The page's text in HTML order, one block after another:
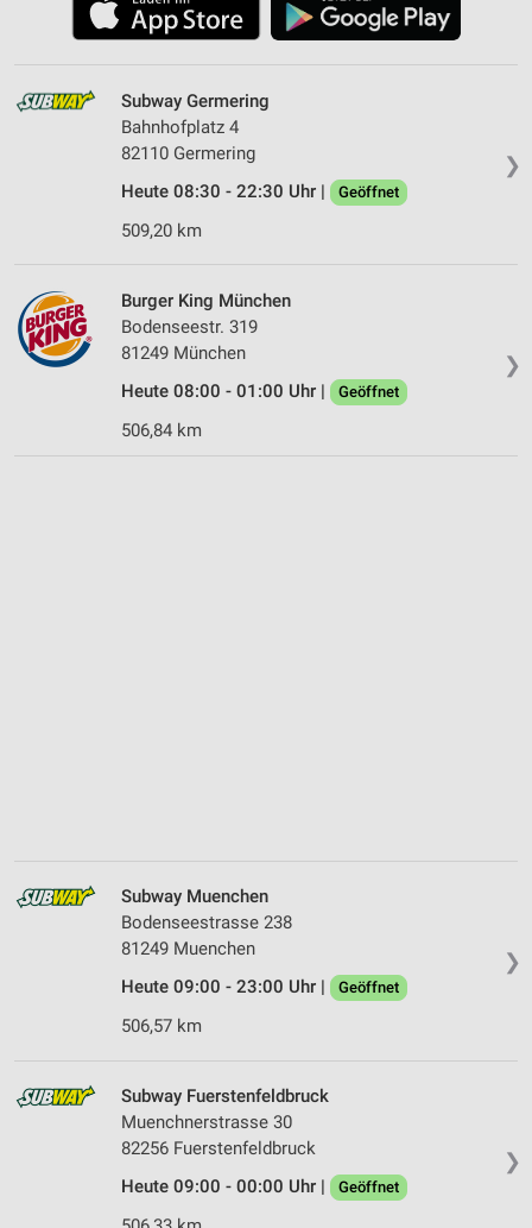
❯
Subway Germering
Bahnhofplatz 4
82110 Germering
Heute 08:30 - 22:30 Uhr |
Geöffnet
509,20 km
❯
Burger King München
Bodenseestr. 319
81249 München
Heute 08:00 - 01:00 Uhr |
Geöffnet
506,84 km
❯
Subway Muenchen
Bodenseestrasse 238
81249 Muenchen
Heute 09:00 - 23:00 Uhr |
Geöffnet
506,57 km
❯
Subway Fuerstenfeldbruck
Muenchnerstrasse 30
82256 Fuerstenfeldbruck
Heute 09:00 - 00:00 Uhr |
Geöffnet